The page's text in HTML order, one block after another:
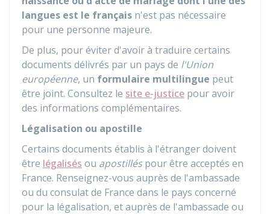
langues est le français n'est pas nécessaire
pour une personne majeure.
De plus, pour éviter d'avoir à traduire certains
documents délivrés par un pays de l'Union
européenne, un formulaire multilingue peut
être joint. Consultez le site e-justice pour avoir
des informations complémentaires.
Légalisation ou apostille
Certains documents établis à l'étranger doivent
être légalisés ou apostilléspour être acceptés en
France. Renseignez-vous auprès de l'ambassade
ou du consulat de France dans le pays concerné
pour la légalisation, et auprès de l'ambassade ou